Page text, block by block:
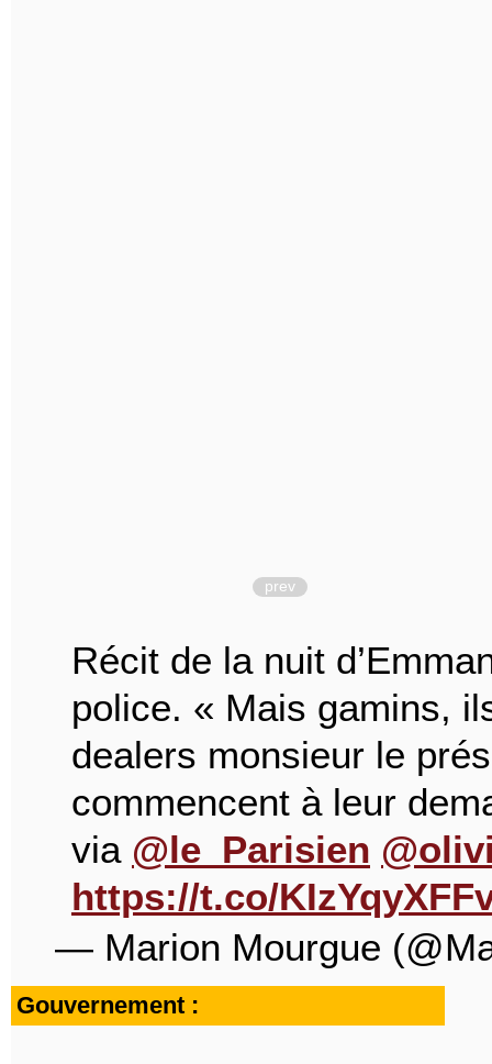
prev
Récit de la nuit
police. « Mais gamins,
dealers monsieur le
commencent à leur
via @le_Parisien
https://t.co/
— Marion Mourgue
Gouvernement :